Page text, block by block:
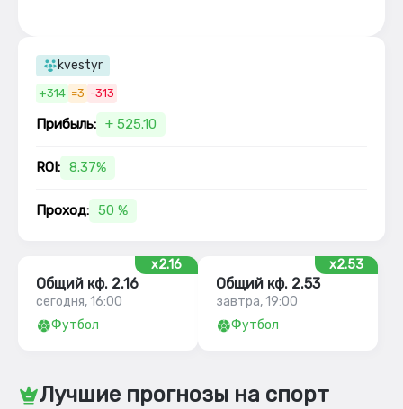
kvestyr
+314 =3 -313
Прибыль: + 525.10
ROI: 8.37%
Проход: 50 %
x2.16
Общий кф. 2.16
сегодня, 16:00
Футбол
x2.53
Общий кф. 2.53
завтра, 19:00
Футбол
Лучшие прогнозы на спорт